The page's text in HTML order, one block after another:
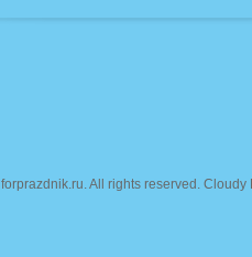
forprazdnik.ru. All rights reserved.